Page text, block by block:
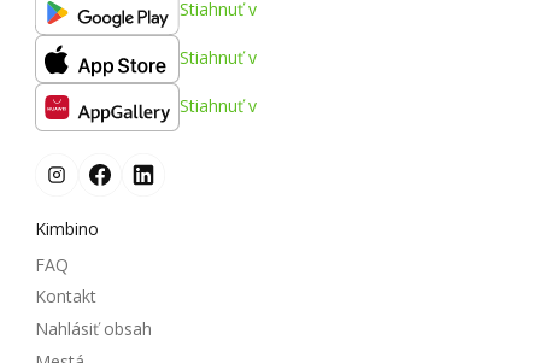
Stiahnuť v
Stiahnuť v
Stiahnuť v
Kimbino
FAQ
Kontakt
Nahlásiť obsah